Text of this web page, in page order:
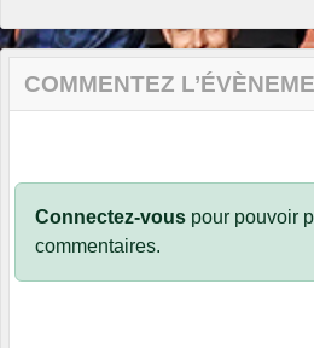
COMMENTEZ
Connectez-vous pour pouvoir
commentaires.